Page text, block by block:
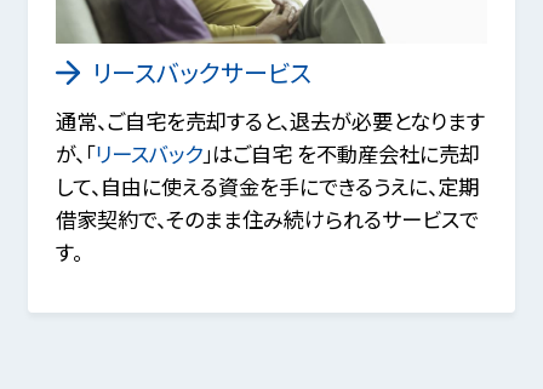
リースバックサービス
通常、ご自宅を売却すると、退去が必要となります
が、「リースバック」はご自宅 を不動産会社に売却
して、自由に使える資金を手にできるうえに、定期
借家契約で、そのまま住み続けられるサービスで
す。